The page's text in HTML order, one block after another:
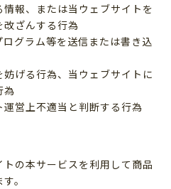
報、または当ウェブサイトを
改ざんする行為
グラム等を送信または書き込
げる行為、当ウェブサイトに
為
営上不適当と判断する行為
の本サービスを利用して商品
。